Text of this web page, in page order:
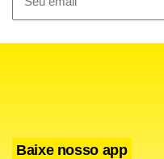
Baixe nosso app